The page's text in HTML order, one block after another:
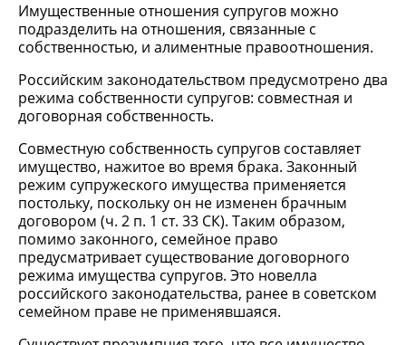
Имущественные отношения супругов можно
подразделить на отношения, связанные с
собственностью, и алиментные правоотношения.
Российским законодательством предусмотрено два
режима собственности супругов: совместная и
договорная собственность.
Совместную собственность супругов составляет
имущество, нажитое во время брака. Законный
режим супружеского имущества применяется
постольку, поскольку он не изменен брачным
договором (ч. 2 п. 1 ст. 33 СК). Таким образом,
помимо законного, семейное право
предусматривает существование договорного
режима имущества супругов. Это новелла
российского законодательства, ранее в советском
семейном праве не применявшаяся.